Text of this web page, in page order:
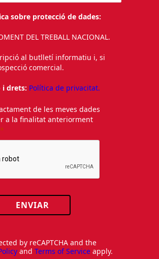
sobre protecció de dades:
DEL TREBALL NACIONAL.
al butlletí informatiu i, si
comercial.
i drets: Política de privacitat.
de les meves dades
a la finalitat anteriorment
ENVIAR
by reCAPTCHA and the
and Terms of Service apply.